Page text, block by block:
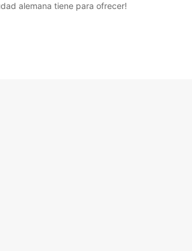
alemana tiene para ofrecer!